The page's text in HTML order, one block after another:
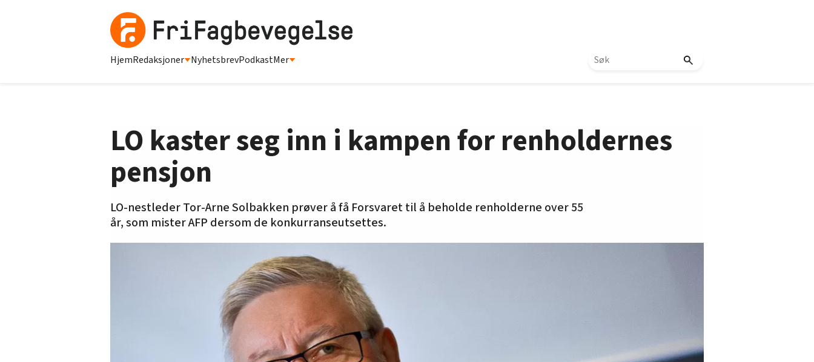
HjemRedaksjoner NyhetsbrevPodkastMer
LO kaster seg inn i kampen for renholdernes
pensjon
LO-nestleder Tor-Arne Solbakken prøver å få Forsvaret til å beholde renholderne over 55
år, som mister AFP dersom de konkurranseutsettes.